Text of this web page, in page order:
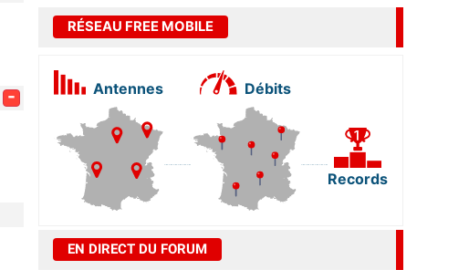
-
RÉSEAU FREE MOBILE
Antennes Débits
Records
EN DIRECT DU FORUM